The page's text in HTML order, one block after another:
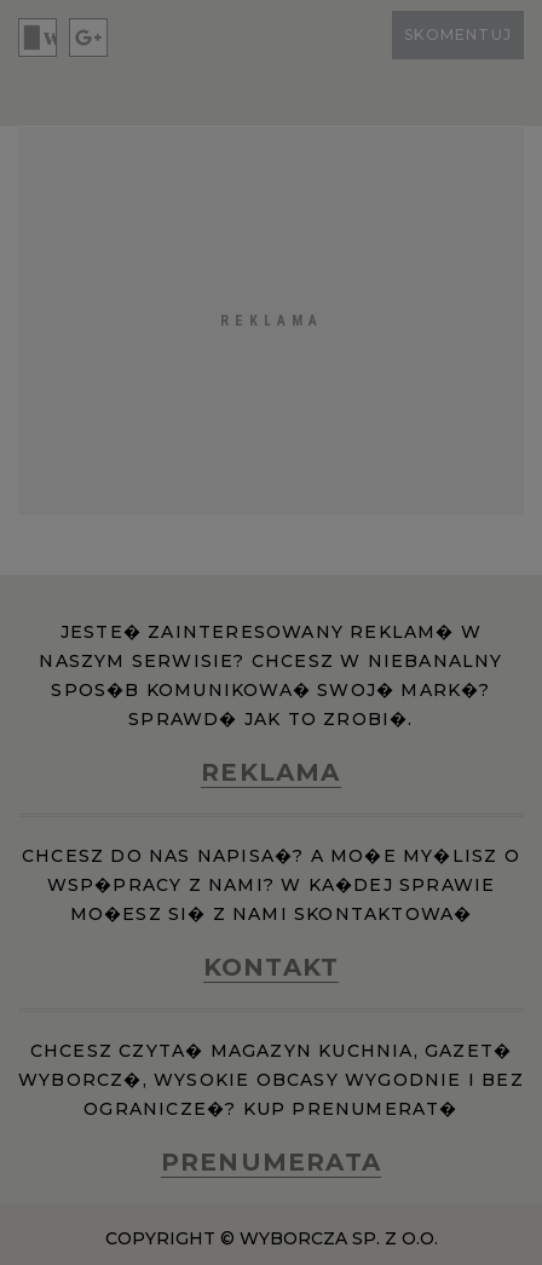
SKOMENTUJ
JESTE� ZAINTERESOWANY REKLAM� W
NASZYM SERWISIE? CHCESZ W NIEBANALNY
SPOS�B KOMUNIKOWA� SWOJ� MARK�?
SPRAWD� JAK TO ZROBI�.
REKLAMA
CHCESZ DO NAS NAPISA�? A MO�E MY�LISZ O
WSP�PRACY Z NAMI? W KA�DEJ SPRAWIE
MO�ESZ SI� Z NAMI SKONTAKTOWA�
KONTAKT
CHCESZ CZYTA� MAGAZYN KUCHNIA, GAZET�
WYBORCZ�, WYSOKIE OBCASY WYGODNIE I BEZ
OGRANICZE�? KUP PRENUMERAT�
PRENUMERATA
COPYRIGHT © WYBORCZA SP. Z O.O.